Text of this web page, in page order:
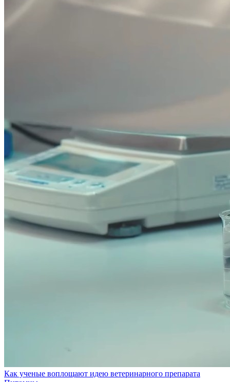
Как ученые воплощают идею ветеринарного препарата